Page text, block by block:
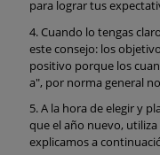
para lograr tus
Cuando lo tengas
este consejo: los
positivo porque los
a", por norma general
A la hora de elegir y
que el año nuevo,
explicamos a